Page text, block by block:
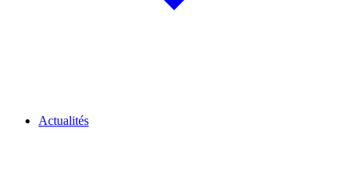
Actualités